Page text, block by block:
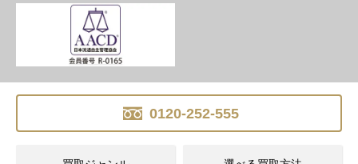
0120-252-555